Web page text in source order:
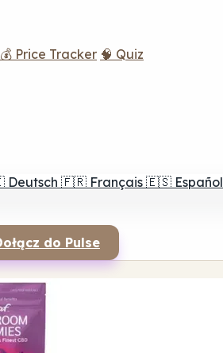
💰 Price Tracker 🧠 Quiz
Deutsch 🇫🇷 Français 🇪🇸 Español
do Pulse